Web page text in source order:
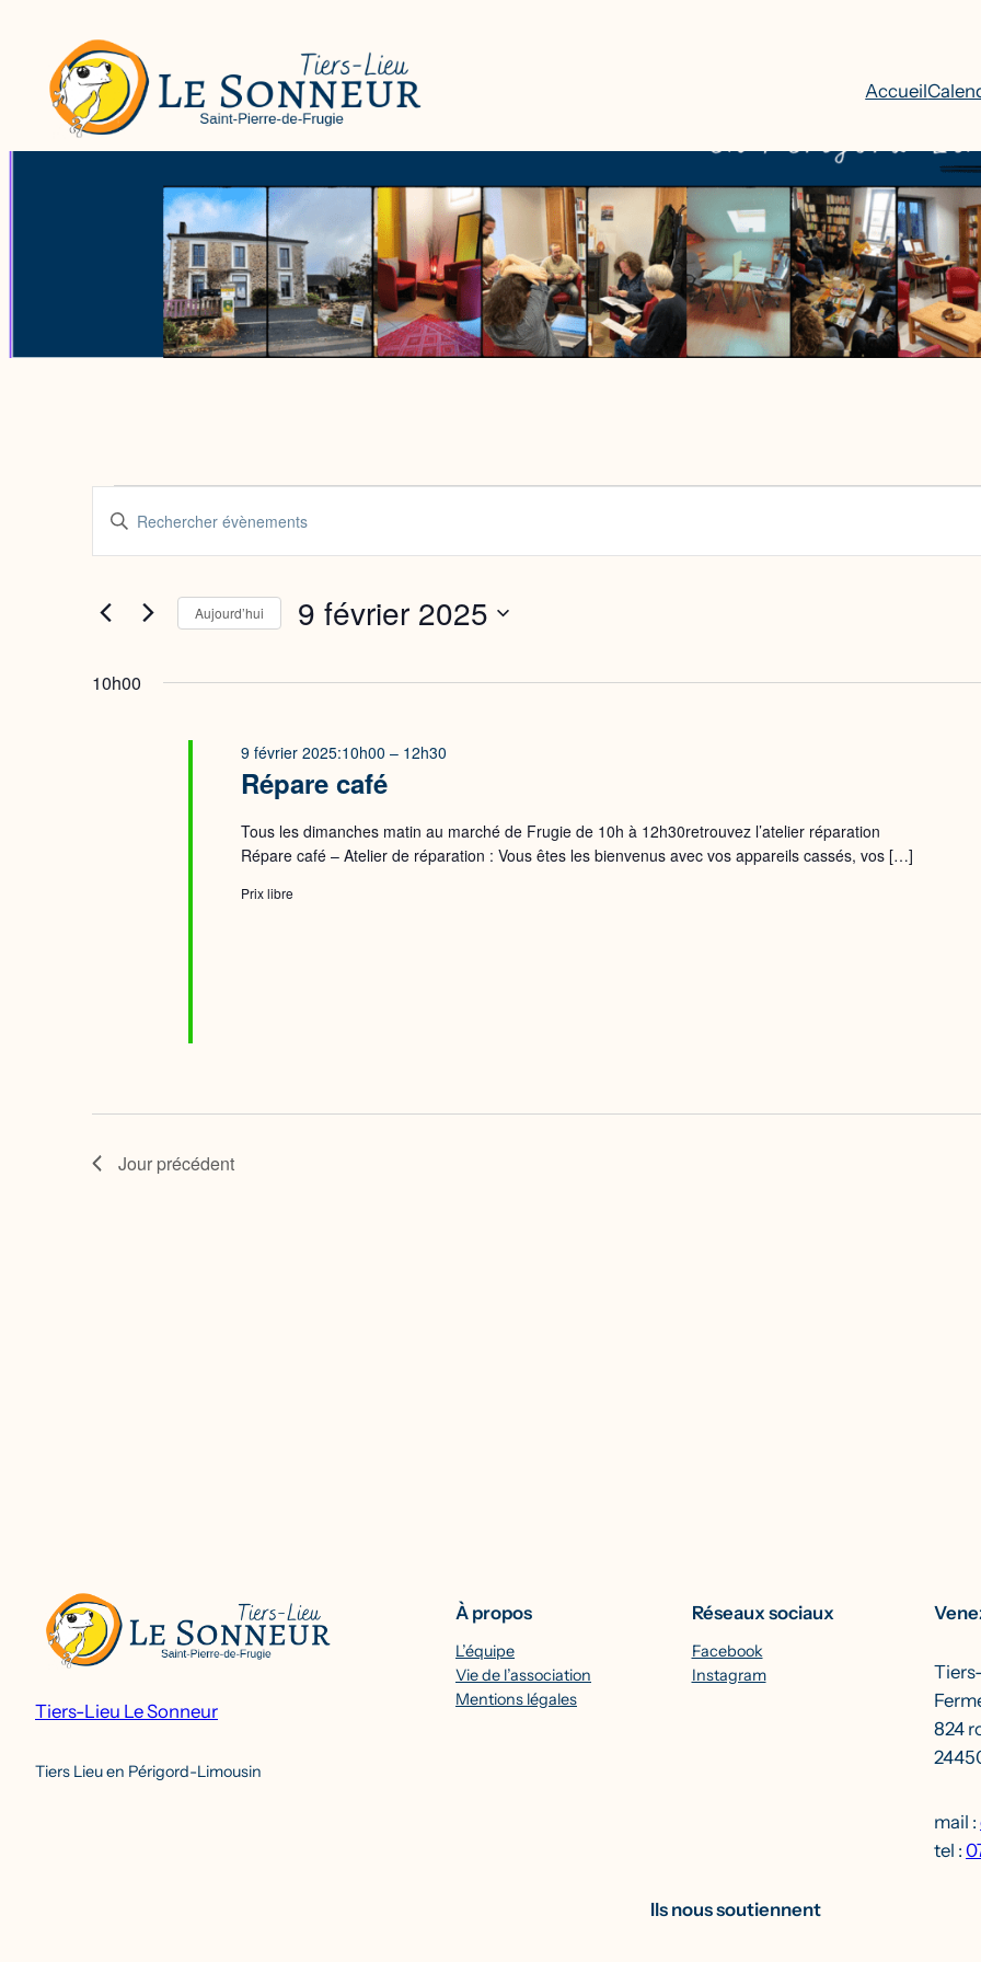
Accueil
Évènements
for
9
février
Recherche
et
navigation
de
Évènements
Saisir
Rechercher
Évènements
mot-
Aujourd’hui 9 février 2025
10h00
Répare café
9 février 2025:10h00 – 12h30
Tous les dimanches matin au marché de Frugie de 10h à 12h30retrouvez l’atelier réparation
Répare café – Atelier de réparation : Vous êtes les bienvenus avec vos appareils cassés, vos […]
Prix libre
Jour précédent
Tiers-Lieu Le Sonneur
Tiers Lieu en Périgord-Limousin
À propos
L’équipe
Vie de l’association
Mentions légales
Réseaux sociaux
Facebook
Instagram
824
mail :
tel :
Ils nous soutiennent